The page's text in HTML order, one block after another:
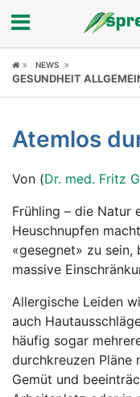
Fokus
Symptome
Untersuchungen
News
Ratgeber
Rubriken
NEWS
GESUNDHEIT
Atemlos
Von (Dr. med. Fritz
Frühling – die Natur
Heuschnupfen
«gesegnet» zu
massive
Allergische Leiden
auch
häufig sogar
durchkreuzen Pläne
Gemüt und